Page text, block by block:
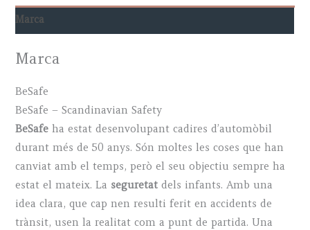
Marca
Marca
BeSafe
BeSafe – Scandinavian Safety
BeSafe ha estat desenvolupant cadires d’automòbil
durant més de 50 anys. Són moltes les coses que han
canviat amb el temps, però el seu objectiu sempre ha
estat el mateix. La seguretat dels infants. Amb una
idea clara, que cap nen resulti ferit en accidents de
trànsit, usen la realitat com a punt de partida. Una